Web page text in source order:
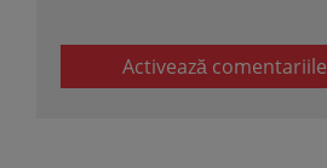
Activează comentariile